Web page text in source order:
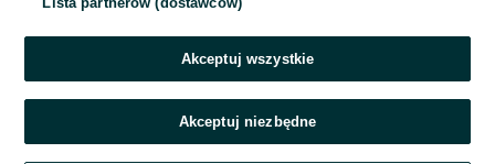
Strona główna Praca IT / telekomunikacja
KATEGORIA
Akceptuj wszystkie
Akceptuj niezbędne